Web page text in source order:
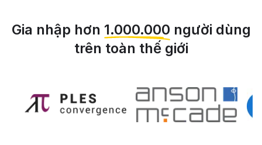
Gia nhập hơn 1.000.000 người dùng
trên toàn thế giới